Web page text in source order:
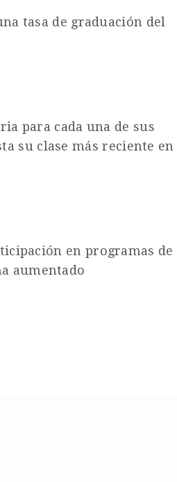
tasa de graduación del
para cada una de sus
su clase más reciente en
en programas de
aumentado